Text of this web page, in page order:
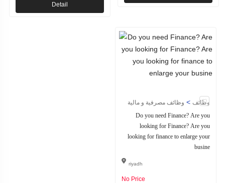
Detail
وظائف > وظائف مصرفية و مالية
Do you need Finance? Are you
looking for Finance? Are you
looking for finance to enlarge your
busine
riyadh
No Price